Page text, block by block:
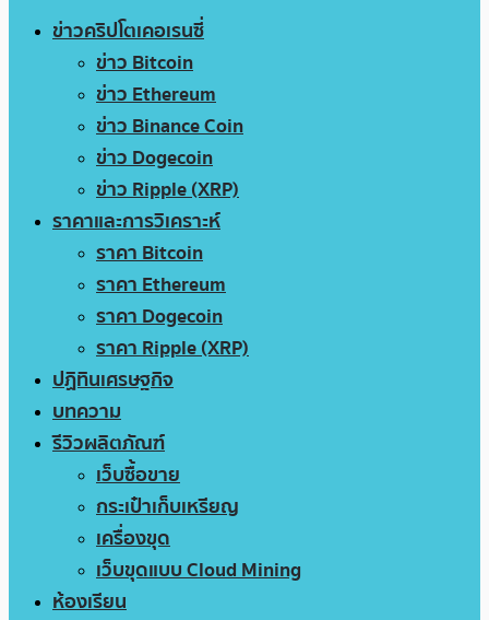
ข่าวคริปโตเคอเรนซี่
ข่าว Bitcoin
ข่าว Ethereum
ข่าว Binance Coin
ข่าว Dogecoin
ข่าว Ripple (XRP)
ราคาและการวิเคราะห์
ราคา Bitcoin
ราคา Ethereum
ราคา Dogecoin
ราคา Ripple (XRP)
ปฏิทินเศรษฐกิจ
บทความ
รีวิวผลิตภัณฑ์
เว็บซื้อขาย
กระเป๋าเก็บเหรียญ
เครื่องขุด
เว็บขุดแบบ Cloud Mining
ห้องเรียน